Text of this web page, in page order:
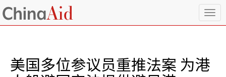
T
o
e
美国多位参议员重推法案 为港